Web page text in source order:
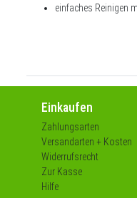
einfaches Reinigen
Einkaufen
Zahlungsarten
Versandarten + Kosten
Widerrufsrecht
Zur Kasse
Hilfe